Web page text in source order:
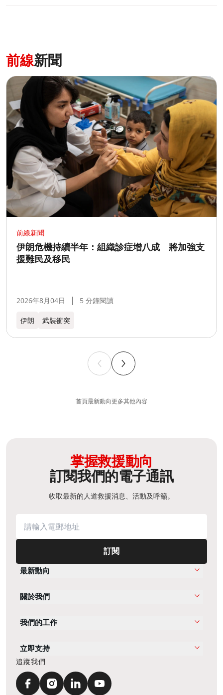
前線新聞
前線新聞
伊朗危機持續半年：組織診症增八成 將加強支
援難民及移民
2026年8月04日 5 分鐘閱讀
伊朗 武裝衝突
首頁最新動向更多其他內容
掌握救援動向
訂閱我們的電子通訊
收取最新的人道救援消息、活動及呼籲。
訂閱
最新動向
關於我們
我們的工作
立即支持
追蹤我們